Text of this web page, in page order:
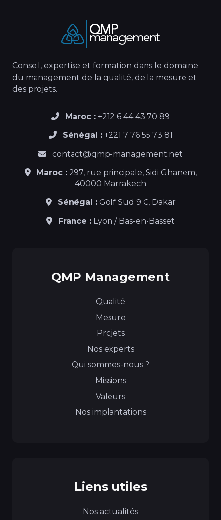
Conseil, expertise et formation dans le domaine
du management de la qualité, de la mesure et
des projets.
Maroc : +212 6 44 43 70 89
Sénégal :+221 7 76 55 73 81
contact@qmp-management.net
Maroc :297, rue principale, Sidi Ghanem,
40000 Marrakech
Sénégal :Golf Sud 9 C, Dakar
France : Lyon / Bas-en-Basset
QMP Management
Qualité
Mesure
Projets
Nos experts
Qui sommes-nous ?
Missions
Valeurs
Nos implantations
Liens utiles
Nos actualités